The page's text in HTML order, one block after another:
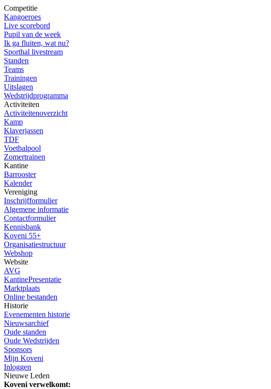
Competitie
Kangoeroes
Live scorebord
Pupil van de week
Ik ga fluiten, wat nu?
Sporthal livestream
Standen
Teams
Trainingen
Uitslagen
Wedstrijdprogramma
Activiteiten
Activiteitenoverzicht
Kamp
Klaverjassen
TDF
Voetbalpool
Zomertrainen
Kantine
Barrooster
Kalender
Vereniging
Inschrijfformulier
Algemene informatie
Contactformulier
Kennisbank
Koveni 55+
Organisatiestructuur
Webshop
Website
AVG
KantinePresentatie
Marktplaats
Online bestanden
Historie
Evenementen historie
Nieuwsarchief
Oude standen
Oude Wedstrijden
Sponsors
Mijn Koveni
Inloggen
Nieuwe Leden
Koveni verwelkomt: